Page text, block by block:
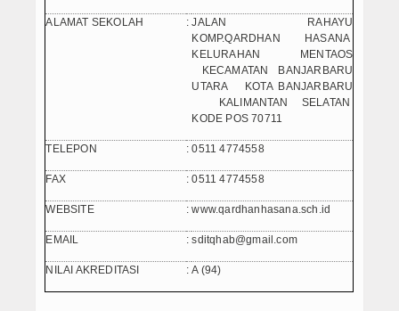
Foto & Video
Download
Hubungi Kami
Struktur Yayasan
Index Berita
ALAMAT SEKOLAH : JALAN RAHAYU
KOMP.QARDHAN HASANA
KELURAHAN MENTAOS
KECAMATAN BANJARBARU
UTARA KOTA BANJARBARU
KALIMANTAN SELATAN
KODE POS 70711
TELEPON : 0511 4774558
FAX : 0511 4774558
WEBSITE : www.qardhanhasana.sch.id
EMAIL : sditqhab@gmail.com
NILAI AKREDITASI : A (94)